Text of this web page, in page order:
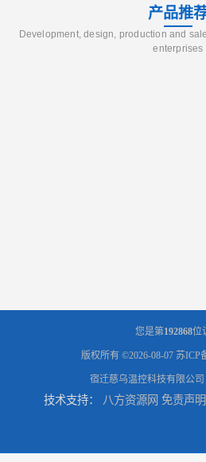
产品推
Development, design, production and
enterprises
您是第192868位
版权所有 ©2026-08-07 苏ICP
宿迁慈乌温控科技有限公司
技术支持： 八方资源网 免责声明